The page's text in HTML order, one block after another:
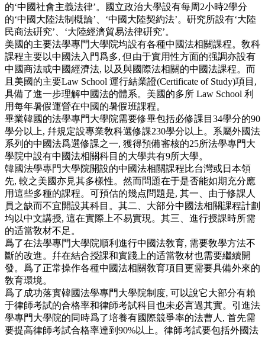
的‘中國社會主義法律’。國立政治大學設有每周2小時2學分
的‘中國大陸法制槪論’、‘中國大陸契約法’。硏究所設有‘大陸
民商法硏究’、‘大陸經濟貿易法律硏究’。
美國的主要法學專門大學院均設有各種中國法相關課程。敎科
課程主要以中國法入門爲多, 但由于實用性方面的强調亦設有
中國商法或中國經濟法, 以及與國際法相關的中國法課程。而
且美國的主要Law School 運行結業證(Certificate of Study)項目,
具備了進一步理解中國法的體系。美國的多所 Law School 利
用每年暑假運營在中國的暑假班課程。
畢業韓國的法學專門大學院需要修畢包括必修課目34學分的90
學分以上, 幷規定設專業敎科選修課230學分以上。系屬外國法
系列的中國法爲選修課之一, 獲得預備審核的25所法學專門大
學院中設有中國法相關科目的大學共有9所大學。
韓國法學專門大學院開設的中國法相關課程比台灣或日本領
先, 較之美國亦見其多樣性。然而問題在于是否能如期充分應
用這些多種的課程。可預估的幾点問題是, 其一、由于修課人
員之缺而不宜開設其科目。其二、大部分中國法相關課程計劃
均以中文講授, 這在實際上不易實現。其三、進行授課時所需
的适當敎材不足。
爲了在法學專門大學院順利進行中國法敎育, 需要敎學方法不
斷的改進。幷在結合授課和實踐上的适當敎材也需要繼續開
發。爲了正常操作各種中國法相關敎育項目更需要具備外來的
敎育環境。
爲了成功落實韓國法學專門大學院制度, 可以說它大部分有賴
于律師考試的合格率和律師考試科目也未必言過其實。引進法
學專門大學院的同時爲了培養有國際競爭率的法曹人, 首先需
要提高律師考試合格率達到90%以上。律師考試要包括外國法